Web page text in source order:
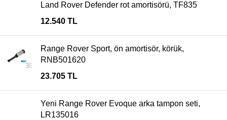
Land Rover Defender rot amortisörü, TF835
12.540 TL
Range Rover Sport, ön amortisör, körük,
RNB501620
23.705 TL
Yeni Range Rover Evoque arka tampon seti,
LR135016